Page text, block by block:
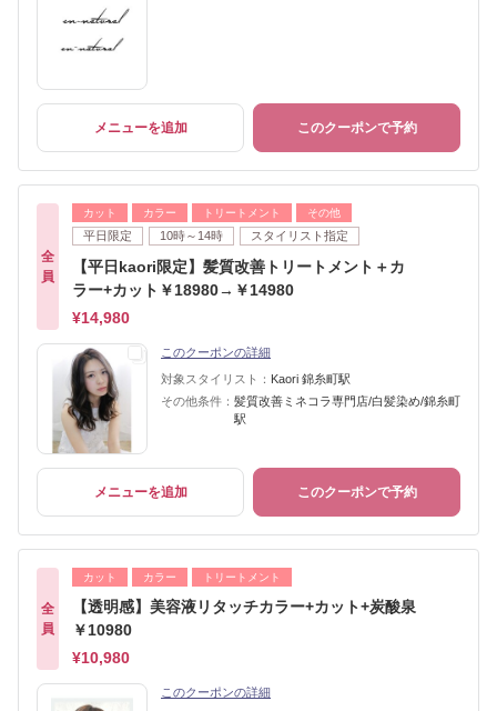
メニューを追加 このクーポンで予約
全
員
カット カラー トリートメント その他
平日限定 10時～14時 スタイリスト指定
【平日kaori限定】髪質改善トリートメント＋カ
ラー+カット￥18980→￥14980
¥14,980
このクーポンの詳細
対象スタイリスト： Kaori 錦糸町駅
その他条件： 髪質改善ミネコラ専門店/白髪染め/錦糸町
駅
メニューを追加 このクーポンで予約
全
員
カット カラー トリートメント
【透明感】美容液リタッチカラー+カット+炭酸泉
￥10980
¥10,980
このクーポンの詳細